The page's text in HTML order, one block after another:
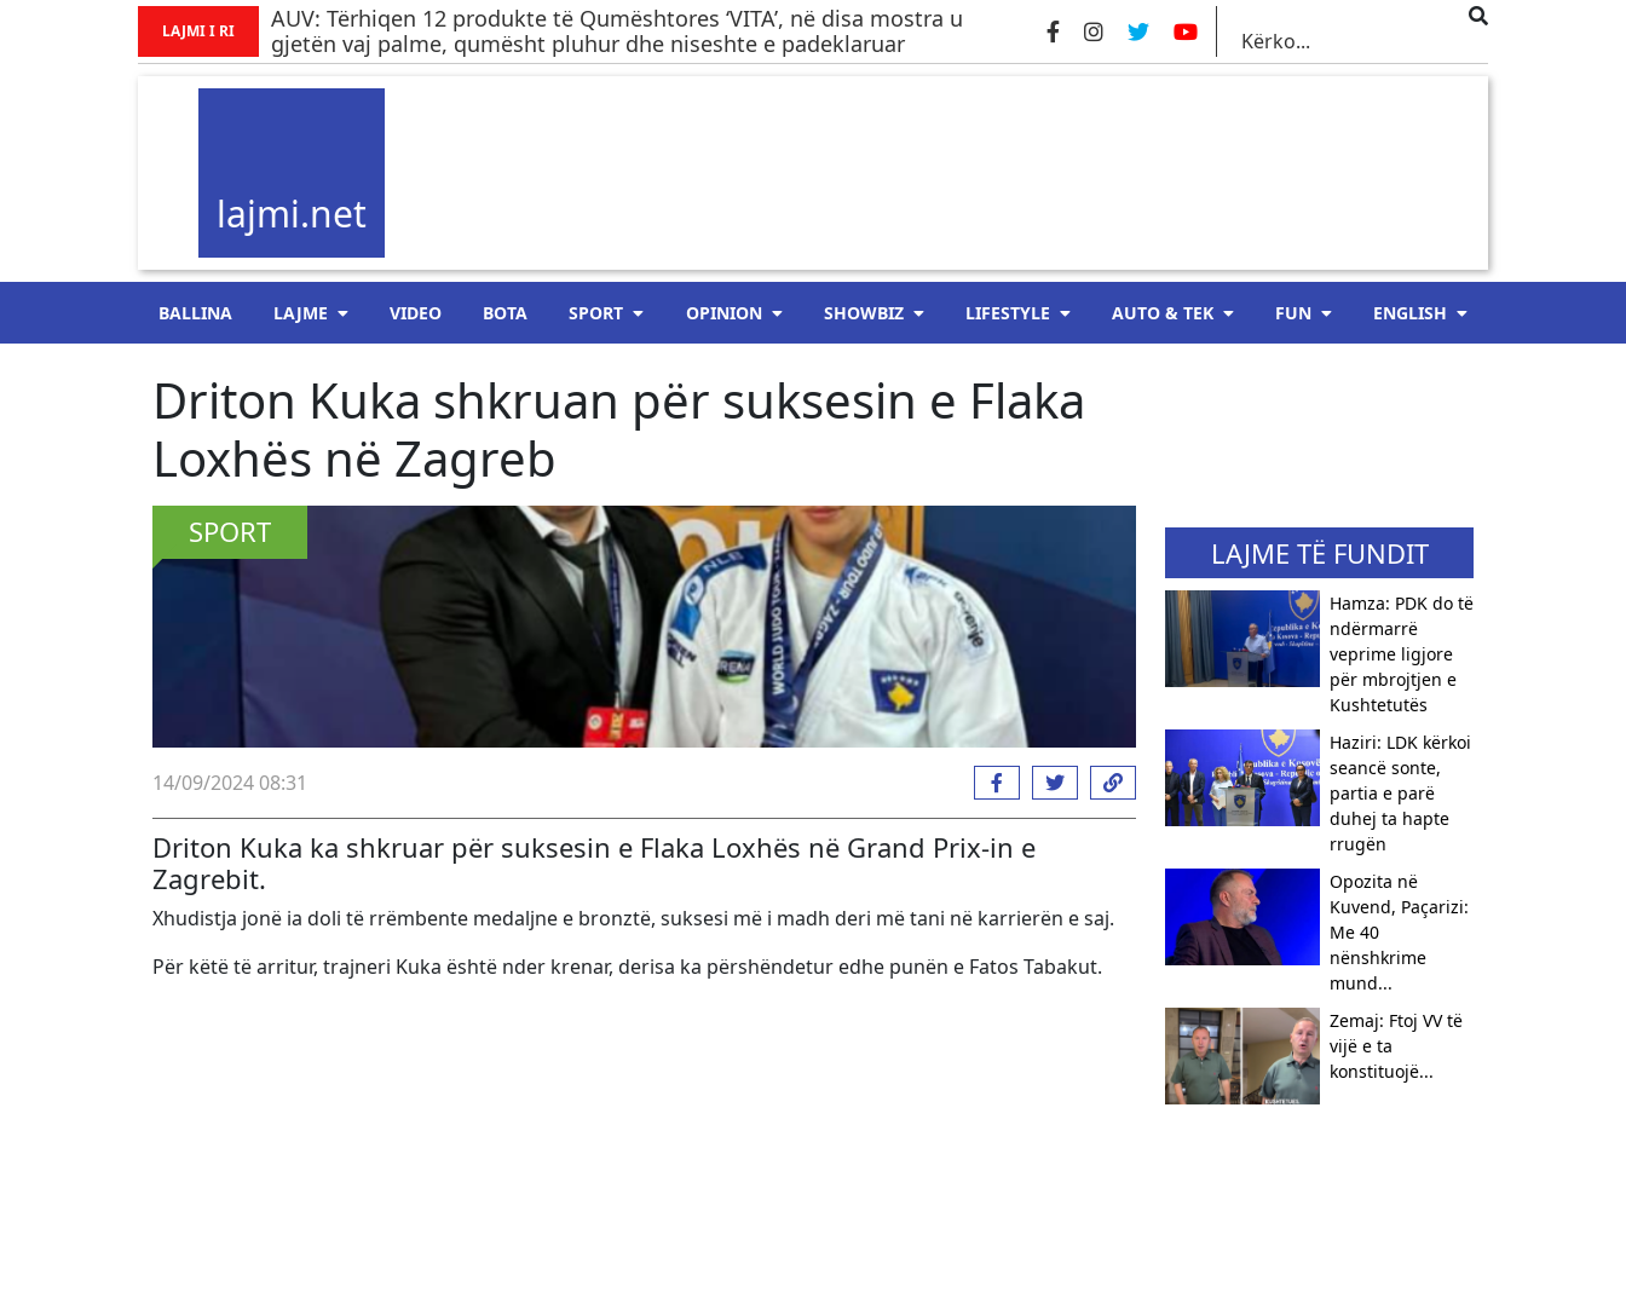
LAJMI I RI
AUV: Tërhiqen 12 produkte të Qumështores ‘VITA’, në disa mostra u
gjetën vaj palme, qumësht pluhur dhe niseshte e padeklaruar
lajmi.net
BALLINA LAJME VIDEO BOTA SPORT OPINION SHOWBIZ LIFESTYLE AUTO & TEK FUN ENGLISH
Driton Kuka shkruan për suksesin e Flaka
Loxhës në Zagreb
SPORT
14/09/2024 08:31
Driton Kuka ka shkruar për suksesin e Flaka Loxhës në Grand Prix-in e
Zagrebit.
Xhudistja jonë ia doli të rrëmbente medaljne e bronztë, suksesi më i madh deri më tani në karrierën e saj.
Për këtë të arritur, trajneri Kuka është nder krenar, derisa ka përshëndetur edhe punën e Fatos Tabakut.
LAJME TË FUNDIT
Hamza: PDK do të
ndërmarrë
veprime ligjore
për mbrojtjen e
Kushtetutës
Haziri: LDK kërkoi
seancë sonte,
partia e parë
duhej ta hapte
rrugën
Opozita në
Kuvend, Paçarizi:
Me 40
nënshkrime
mund...
Zemaj: Ftoj VV të
vijë e ta
konstituojë...